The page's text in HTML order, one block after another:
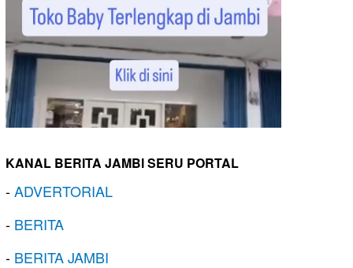
KANAL BERITA JAMBI SERU PORTAL
-ADVERTORIAL
- BERITA
- BERITA JAMBI